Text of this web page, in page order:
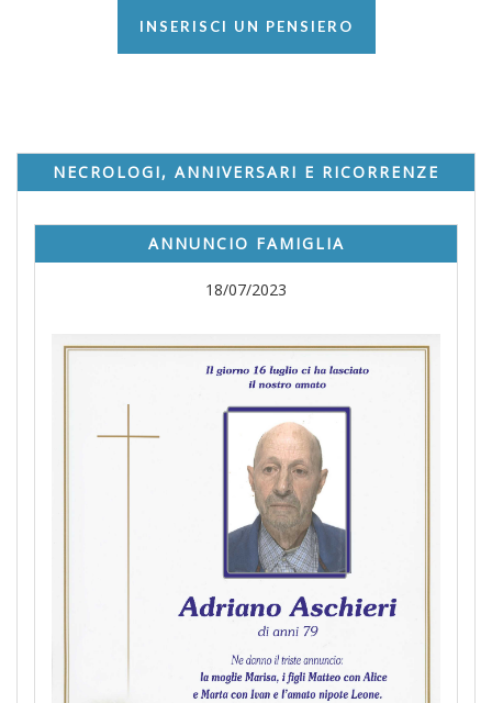
INSERISCI UN PENSIERO
NECROLOGI, ANNIVERSARI E RICORRENZE
ANNUNCIO FAMIGLIA
18/07/2023